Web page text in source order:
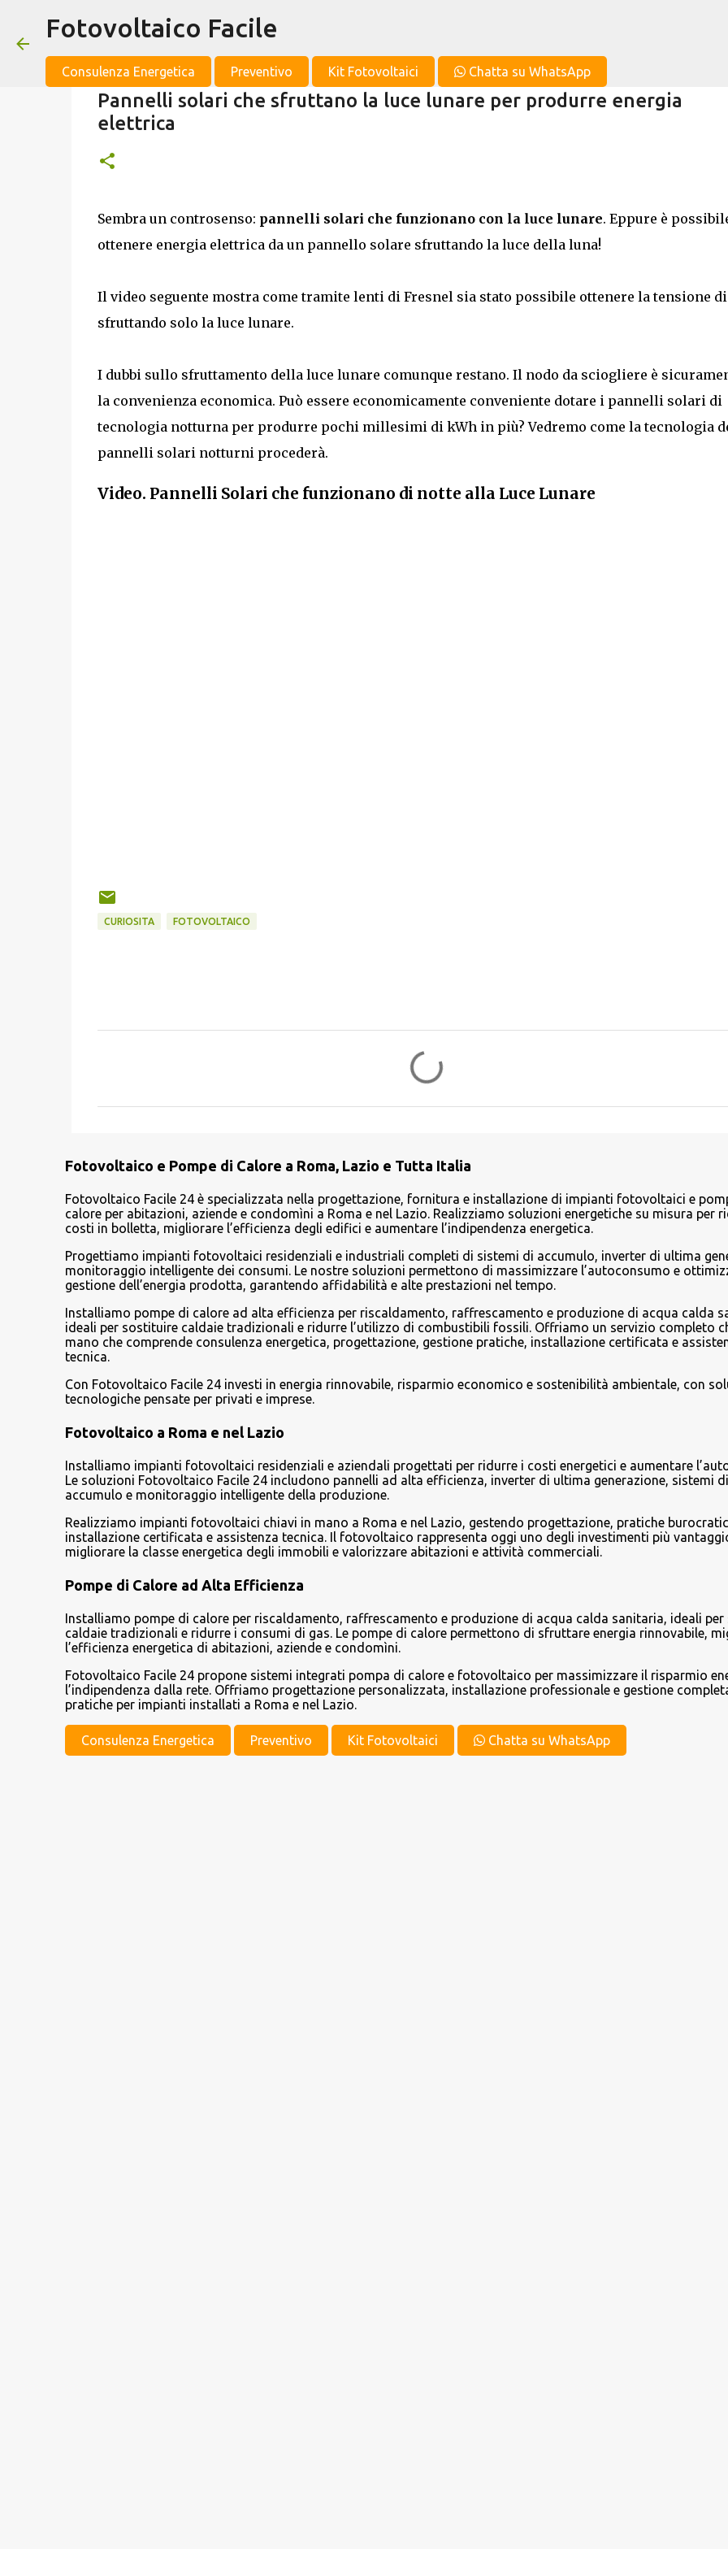
Fotovoltaico Facile
Consulenza Energetica Preventivo Kit Fotovoltaici Chatta su WhatsApp
Pannelli solari che sfruttano la luce lunare per produrre energia
elettrica
Sembra un controsenso: pannelli solari che funzionano con la luce lunare. Eppure è
ottenere energia elettrica da un pannello solare sfruttando la luce della luna!
Il video seguente mostra come tramite lenti di Fresnel sia stato possibile ottenere la tensione di
sfruttando solo la luce lunare.
I dubbi sullo sfruttamento della luce lunare comunque restano. Il nodo da sciogliere è
la convenienza economica. Può essere economicamente conveniente dotare i pannelli solari di
tecnologia notturna per produrre pochi millesimi di kWh in più? Vedremo come la tecnologia
pannelli solari notturni procederà.
Video. Pannelli Solari che funzionano di notte alla Luce Lunare
CURIOSITA FOTOVOLTAICO
n
t
i
Fotovoltaico e Pompe di Calore a Roma, Lazio e Tutta Italia
Fotovoltaico Facile 24 è specializzata nella progettazione, fornitura e installazione di impianti fotovoltaici e
calore per abitazioni, aziende e condomìni a Roma e nel Lazio. Realizziamo soluzioni energetiche su misura per
costi in bolletta, migliorare l’efficienza degli edifici e aumentare l’indipendenza energetica.
Progettiamo impianti fotovoltaici residenziali e industriali completi di sistemi di accumulo, inverter di ultima
monitoraggio intelligente dei consumi. Le nostre soluzioni permettono di massimizzare l’autoconsumo e
gestione dell’energia prodotta, garantendo affidabilità e alte prestazioni nel tempo.
Installiamo pompe di calore ad alta efficienza per riscaldamento, raffrescamento e produzione di acqua calda
ideali per sostituire caldaie tradizionali e ridurre l’utilizzo di combustibili fossili. Offriamo un servizio completo
mano che comprende consulenza energetica, progettazione, gestione pratiche, installazione certificata e
tecnica.
Con Fotovoltaico Facile 24 investi in energia rinnovabile, risparmio economico e sostenibilità ambientale, con
tecnologiche pensate per privati e imprese.
Fotovoltaico a Roma e nel Lazio
Installiamo impianti fotovoltaici residenziali e aziendali progettati per ridurre i costi energetici e aumentare
Le soluzioni Fotovoltaico Facile 24 includono pannelli ad alta efficienza, inverter di ultima generazione, sistemi di
accumulo e monitoraggio intelligente della produzione.
Realizziamo impianti fotovoltaici chiavi in mano a Roma e nel Lazio, gestendo progettazione, pratiche
installazione certificata e assistenza tecnica. Il fotovoltaico rappresenta oggi uno degli investimenti più
migliorare la classe energetica degli immobili e valorizzare abitazioni e attività commerciali.
Pompe di Calore ad Alta Efficienza
Installiamo pompe di calore per riscaldamento, raffrescamento e produzione di acqua calda sanitaria, ideali
caldaie tradizionali e ridurre i consumi di gas. Le pompe di calore permettono di sfruttare energia rinnovabile,
l’efficienza energetica di abitazioni, aziende e condomìni.
Fotovoltaico Facile 24 propone sistemi integrati pompa di calore e fotovoltaico per massimizzare il risparmio
l’indipendenza dalla rete. Offriamo progettazione personalizzata, installazione professionale e gestione
pratiche per impianti installati a Roma e nel Lazio.
Consulenza Energetica Preventivo Kit Fotovoltaici Chatta su WhatsApp